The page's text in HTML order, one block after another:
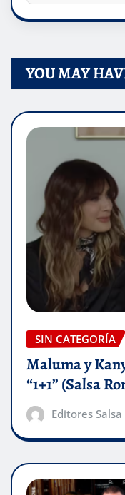
YOU MAY
SIN CATEGORÍA
Maluma y
“1+1” (Salsa
Editores